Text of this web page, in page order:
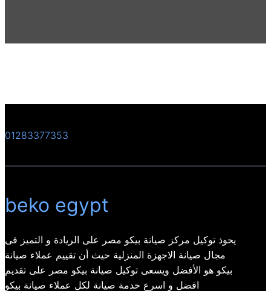
01283377353
beko egypt
يحوذ توكيل مركز صيانة بيكو مصر على الريادة و التميز فى
مجال صيانة الاجهزة المنزلية حيث أن تقييم عملاء صيانة
بيكو هو الأفضل ويسعى توكيل صيانة بيكو مصر على تقديم
افضل و اسرع خدمة صيانة لكل عملاء صيانة بيكو